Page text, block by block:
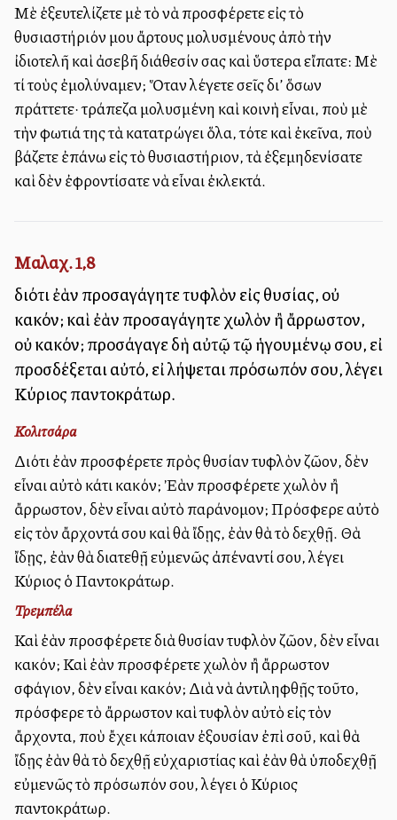
Μὲ ἐξευτελίζετε μὲ τὸ νὰ προσφέρετε εἰς τὸ
θυσιαστήριόν μου ἄρτους μολυσμένους ἀπὸ τὴν
ἰδιοτελῆ καὶ ἀσεβῆ διάθεσίν σας καὶ ὕστερα εἴπατε: Μὲ
τί τοὺς ἐμολύναμεν; Ὅταν λέγετε σεῖς δι’ ὅσων
πράττετε· τράπεζα μολυσμένη καὶ κοινὴ εἶναι, ποὺ μὲ
τὴν φωτιά της τὰ κατατρώγει ὅλα, τότε καὶ ἐκεῖνα, ποὺ
βάζετε ἐπάνω εἰς τὸ θυσιαστήριον, τὰ ἐξεμηδενίσατε
καὶ δὲν ἐφροντίσατε νὰ εἶναι ἐκλεκτά.
Μαλαχ. 1,8
διότι ἐὰν προσαγάγητε τυφλὸν εἰς θυσίας, οὐ
κακόν; καὶ ἐὰν προσαγάγητε χωλὸν ἢ ἄρρωστον,
οὐ κακόν; προσάγαγε δὴ αὐτῷ τῷ ἡγουμένῳ σου, εἰ
προσδέξεται αὐτό, εἰ λήψεται πρόσωπόν σου, λέγει
Κύριος παντοκράτωρ.
Κολιτσάρα
Διότι ἐὰν προσφέρετε πρὸς θυσίαν τυφλὸν ζῶον, δὲν
εἶναι αὐτὸ κάτι κακόν; Ἐὰν προσφέρετε χωλὸν ἢ
ἄρρωστον, δὲν εἶναι αὐτὸ παράνομον; Πρόσφερε αὐτὸ
εἰς τὸν ἄρχοντά σου καὶ θὰ ἴδῃς, ἐὰν θὰ τὸ δεχθῇ. Θὰ
ἴδῃς, ἐὰν θὰ διατεθῇ εὐμενῶς ἀπέναντί σου, λέγει
Κύριος ὁ Παντοκράτωρ.
Τρεμπέλα
Καὶ ἐὰν προσφέρετε διὰ θυσίαν τυφλὸν ζῶον, δὲν εἶναι
κακόν; Καὶ ἐὰν προσφέρετε χωλὸν ἢ ἄρρωστον
σφάγιον, δὲν εἶναι κακόν; Διὰ νὰ ἀντιληφθῇς τοῦτο,
πρόσφερε τὸ ἄρρωστον καὶ τυφλὸν αὐτὸ εἰς τὸν
ἄρχοντα, ποὺ ἔχει κάποιαν ἐξουσίαν ἐπὶ σοῦ, καὶ θὰ
ἴδῃς ἐὰν θὰ τὸ δεχθῇ εὐχαριστίας καὶ ἐὰν θὰ ὑποδεχθῇ
εὐμενῶς τὸ πρόσωπόν σου, λέγει ὁ Κύριος
παντοκράτωρ.